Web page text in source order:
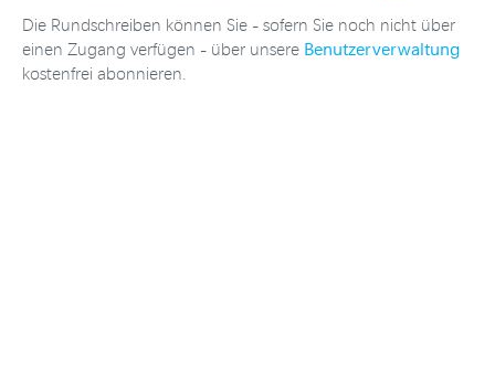
Die Rundschreiben können Sie - sofern Sie noch nicht über
einen Zugang verfügen - über unsere Benutzerverwaltung
kostenfrei abonnieren.